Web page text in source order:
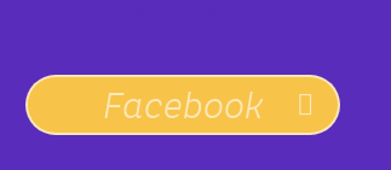
Facebook